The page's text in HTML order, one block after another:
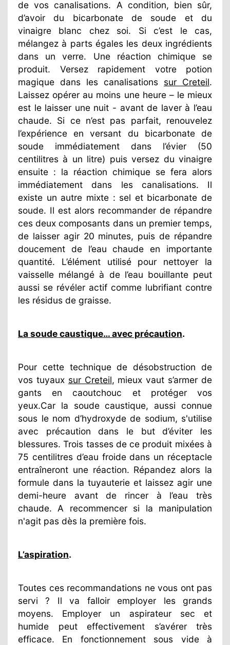
de vos canalisations. A condition, bien sûr,
d’avoir du bicarbonate de soude et du
vinaigre blanc chez soi. Si c’est le cas,
mélangez à parts égales les deux ingrédients
dans un verre. Une réaction chimique se
produit. Versez rapidement votre potion
magique dans les canalisations sur Creteil.
Laissez opérer au moins une heure – le mieux
est le laisser une nuit - avant de laver à l’eau
chaude. Si ce n’est pas parfait, renouvelez
l’expérience en versant du bicarbonate de
soude immédiatement dans l’évier (50
centilitres à un litre) puis versez du vinaigre
ensuite : la réaction chimique se fera alors
immédiatement dans les canalisations. Il
existe un autre mixte : sel et bicarbonate de
soude. Il est alors recommander de répandre
ces deux composants dans un premier temps,
de laisser agir 20 minutes, puis de répandre
doucement de l’eau chaude en importante
quantité. L’élément utilisé pour nettoyer la
vaisselle mélangé à de l’eau bouillante peut
aussi se révéler actif comme lubrifiant contre
les résidus de graisse.
La soude caustique… avec précaution.
Pour cette technique de désobstruction de
vos tuyaux sur Creteil, mieux vaut s’armer de
gants en caoutchouc et protéger vos
yeux.Car la soude caustique, aussi connue
sous le nom d’hydroxyde de sodium, s'utilise
avec précaution dans le but d’éviter les
blessures. Trois tasses de ce produit mixées à
75 centilitres d’eau froide dans un réceptacle
entraîneront une réaction. Répandez alors la
formule dans la tuyauterie et laissez agir une
demi-heure avant de rincer à l’eau très
chaude. A recommencer si la manipulation
n'agit pas dès la première fois.
L’aspiration.
Toutes ces recommandations ne vous ont pas
servi ? Il va falloir employer les grands
moyens. Employer un aspirateur sec et
humide peut effectivement s’avérer très
efficace. En fonctionnement sous vide à